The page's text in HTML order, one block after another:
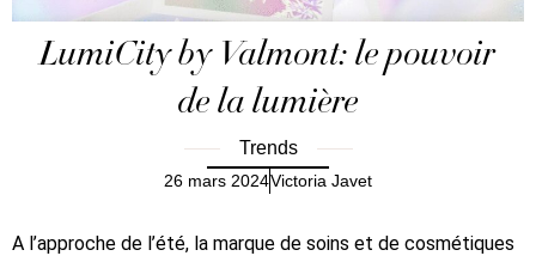
LumiCity by Valmont: le pouvoir
de la lumière
Trends
26 mars 2024Victoria Javet
A l’approche de l’été, la marque de soins et de cosmétiques